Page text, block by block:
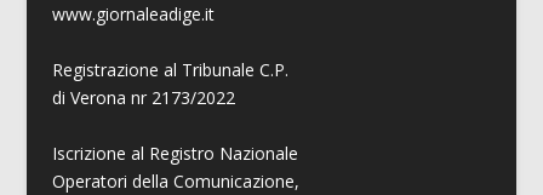
www.giornaleadige.it
Registrazione al Tribunale C.P.
di Verona nr 2173/2022
Iscrizione al Registro Nazionale
Operatori della Comunicazione,